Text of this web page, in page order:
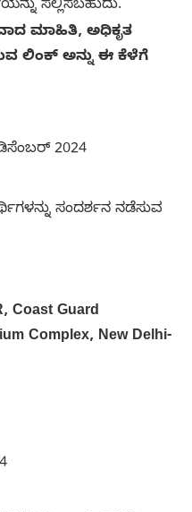
ಸಲ್ಲಿಸಬಹುದು.
ಮಾಹಿತಿ, ಅಧಿಕೃತ
ಲಿಂಕ್ ಅನ್ನು ಈ ಕೆಳೆಗೆ
2024
ಸಂದರ್ಶನ ನಡೆಸುವ
Coast Guard
Complex, New Delhi-